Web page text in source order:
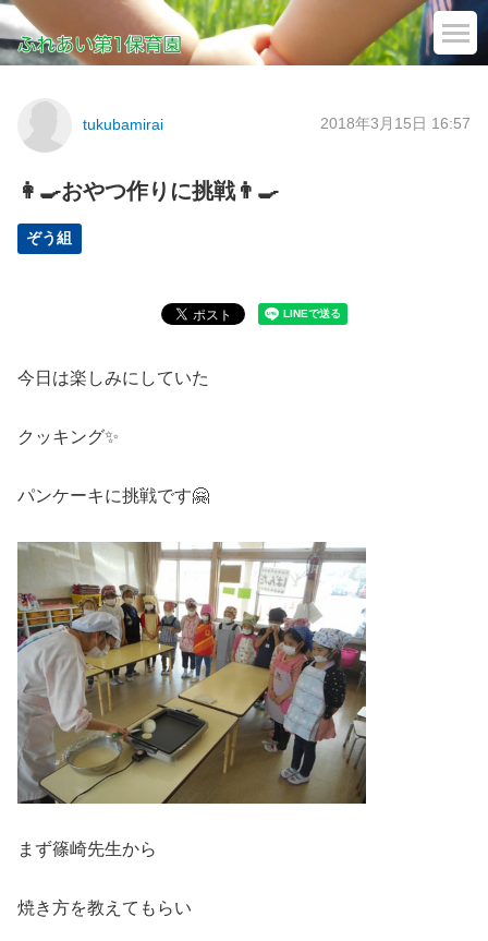
tukubamirai 2018年3月15日 16:57
👩‍🍳おやつ作りに挑戦👨‍🍳
ぞう組
今日は楽しみにしていた
クッキング✨
パンケーキに挑戦です🤗
まず篠崎先生から
焼き方を教えてもらい